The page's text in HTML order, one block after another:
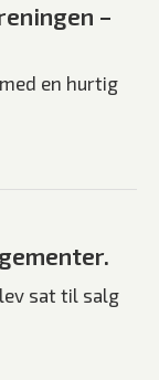
–
en hurtig
sat til salg